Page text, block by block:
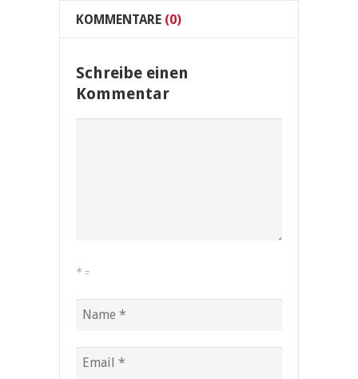
KOMMENTARE (0)
Schreibe einen
Kommentar
* =